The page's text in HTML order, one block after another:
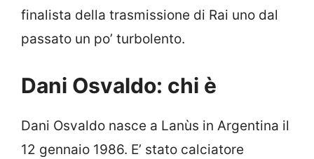
finalista della trasmissione di Rai uno dal
passato un po’ turbolento.
Dani Osvaldo: chi è
Dani Osvaldo nasce a Lanùs in Argentina il
12 gennaio 1986. E’ stato calciatore